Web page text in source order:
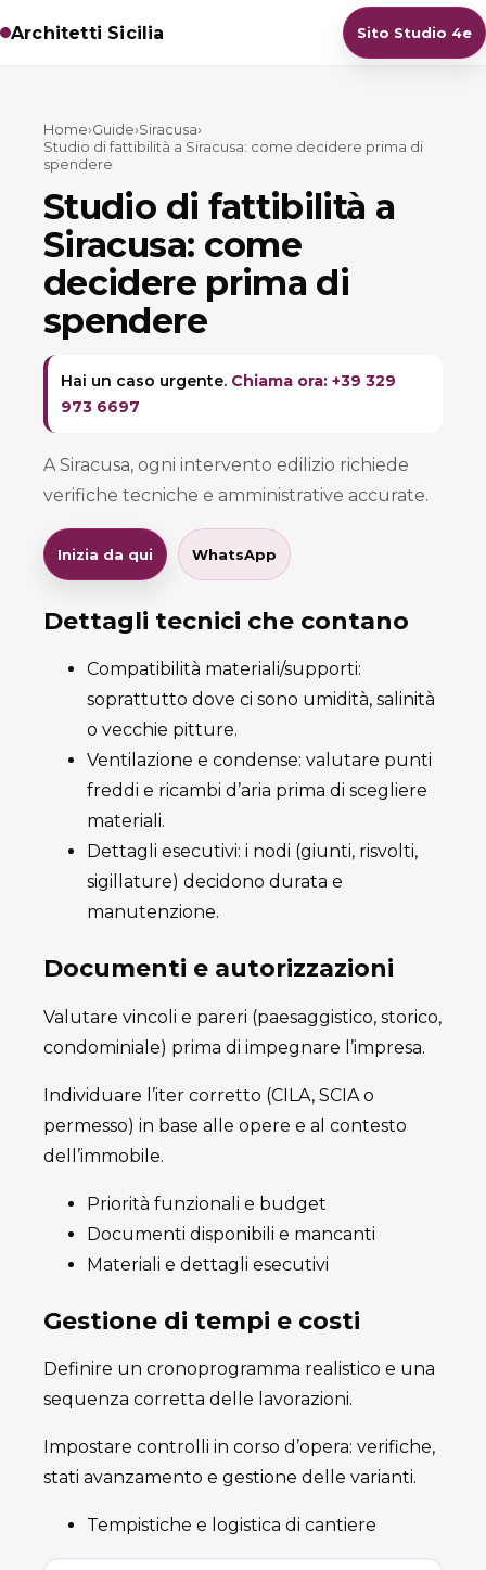
Architetti Sicilia Sito Studio 4e
Home›Guide›Siracusa›
Studio di fattibilità a Siracusa: come decidere prima di
spendere
Studio di fattibilità a
Siracusa: come
decidere prima di
spendere
Hai un caso urgente. Chiama ora: +39 329
973 6697
A Siracusa, ogni intervento edilizio richiede
verifiche tecniche e amministrative accurate.
Inizia da qui WhatsApp
Dettagli tecnici che contano
Compatibilità materiali/supporti:
soprattutto dove ci sono umidità, salinità
o vecchie pitture.
Ventilazione e condense: valutare punti
freddi e ricambi d’aria prima di scegliere
materiali.
Dettagli esecutivi: i nodi (giunti, risvolti,
sigillature) decidono durata e
manutenzione.
Documenti e autorizzazioni
Valutare vincoli e pareri (paesaggistico, storico,
condominiale) prima di impegnare l’impresa.
Individuare l’iter corretto (CILA, SCIA o
permesso) in base alle opere e al contesto
dell’immobile.
Priorità funzionali e budget
Documenti disponibili e mancanti
Materiali e dettagli esecutivi
Gestione di tempi e costi
Definire un cronoprogramma realistico e una
sequenza corretta delle lavorazioni.
Impostare controlli in corso d’opera: verifiche,
stati avanzamento e gestione delle varianti.
Tempistiche e logistica di cantiere